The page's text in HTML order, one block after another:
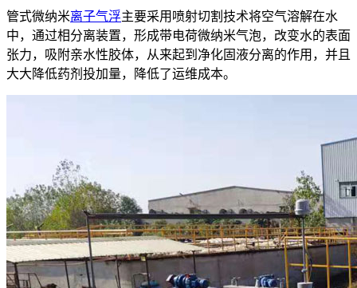
管式微纳米离子气浮主要采用喷射切割技术将空气溶解在水
中，通过相分离装置，形成带电荷微纳米气泡，改变水的表面
张力，吸附亲水性胶体，从来起到净化固液分离的作用，并且
大大降低药剂投加量，降低了运维成本。